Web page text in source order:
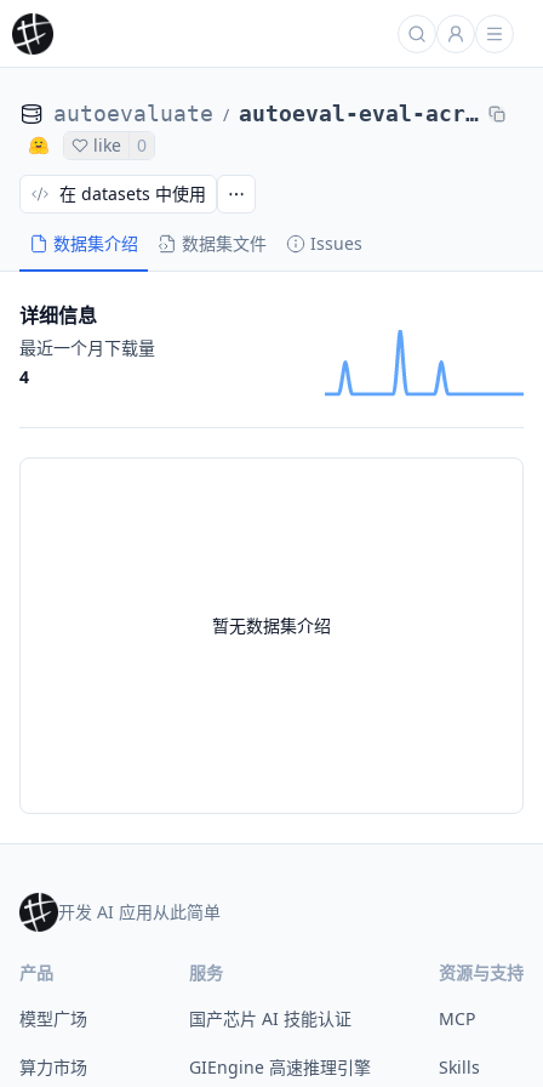
autoevaluate / autoeval-eval-acronym_identification-default-f521b7-65708145566
like 0
数据集介绍 数据集文件 Issues
在 datasets 中使用
暂无数据集介绍
详细信息
最近一个月下载量
4
开发 AI 应用从此简单
产品
模型广场
算力市场
服务
国产芯片 AI 技能认证
GIEngine 高速推理引擎
资源与支持
MCP
Skills